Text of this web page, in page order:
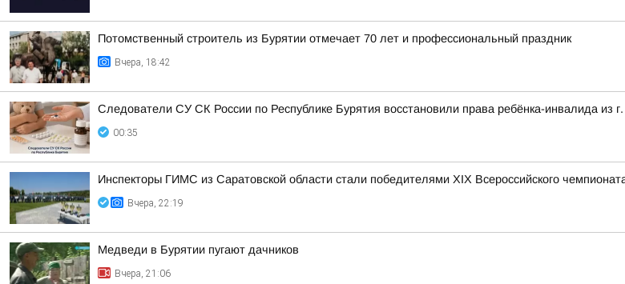
Потомственный строитель из Бурятии отмечает 70 лет и профессиональный праздник
Вчера, 18:42
Следователи СУ СК России по Республике Бурятия восстановили права ребёнка-инвалида из
00:35
Инспекторы ГИМС из Саратовской области стали победителями XIX Всероссийского
Вчера, 22:19
Медведи в Бурятии пугают дачников
Вчера, 21:06